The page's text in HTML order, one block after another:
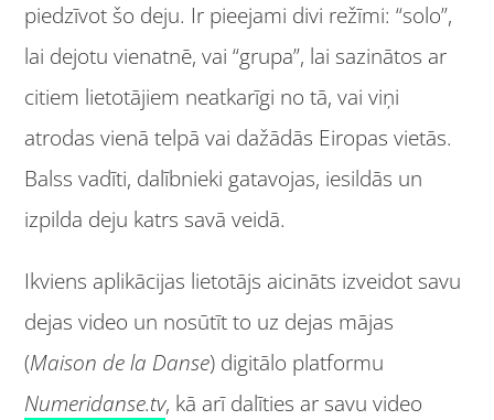
piedzīvot šo deju. Ir pieejami divi režīmi: “solo”,
lai dejotu vienatnē, vai “grupa”, lai sazinātos ar
citiem lietotājiem neatkarīgi no tā, vai viņi
atrodas vienā telpā vai dažādās Eiropas vietās.
Balss vadīti, dalībnieki gatavojas, iesildās un
izpilda deju katrs savā veidā.
Ikviens aplikācijas lietotājs aicināts izveidot savu
dejas video un nosūtīt to uz dejas mājas
(Maison de la Danse) digitālo platformu
Numeridanse.tv, kā arī dalīties ar savu video